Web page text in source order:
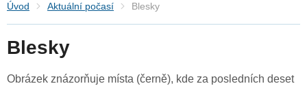
Úvod Aktuální počasí Blesky
Blesky
Obrázek znázorňuje místa (černě), kde za posledních deset